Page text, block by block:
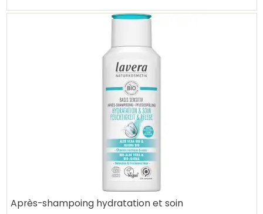
Après-shampoing hydratation et soin